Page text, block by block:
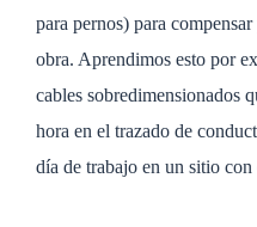
para pernos) para
obra. Aprendimos esto por
cables sobredimensionados
hora en el trazado de
día de trabajo en un sitio